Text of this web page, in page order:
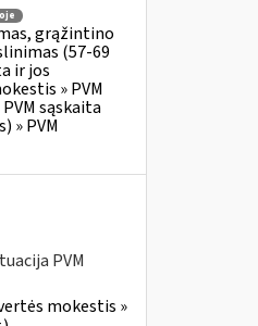
grąžintino
(57-69
ir jos
» PVM
sąskaita
» PVM
PVM
mokestis »